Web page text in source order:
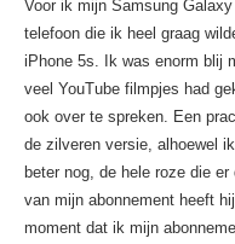
Voor ik mijn Samsung
telefoon die ik heel graag
iPhone 5s. Ik was enorm blij
veel YouTube filmpjes had
ook over te spreken. Een
de zilveren versie, alhoewel
beter nog, de hele roze die
van mijn abonnement heeft
moment dat ik mijn